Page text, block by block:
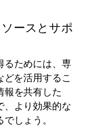
ースとサポ
るためには、専
どを活用するこ
報を共有した
、より効果的な
しょう。